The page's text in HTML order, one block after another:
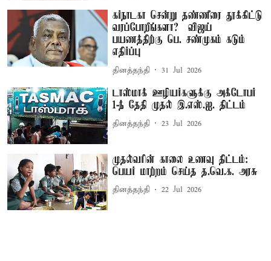
கர்நாடகா சென்று தண்ணீரை தூக்கிட்டு
வரப்போறீங்களா? – விஜய்
பயணத்திற்கு பெ. சண்முகம் கடும்
எதிர்ப்பு
தினத்தந்தி 31 Jul 2026
டாஸ்மாக் ஊழியர்களுக்கு அக்டோபர்
1-ந் தேதி முதல் இ.எஸ்.ஐ. திட்டம்
தினத்தந்தி 23 Jul 2026
முதல்வரின் காலை உணவு திட்டம்:
பெயர் மாற்றம் செய்த த.வெ.க. அரசு
தினத்தந்தி 22 Jul 2026